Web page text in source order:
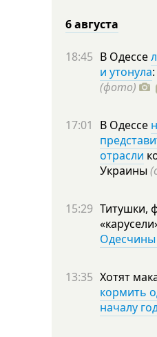
6 августа
18:45 В Одессе
и утонула
(фото)
17:01 В Одессе
отрасли
Украины
15:29 Титушки,
13:35 Хотят
кормить
началу